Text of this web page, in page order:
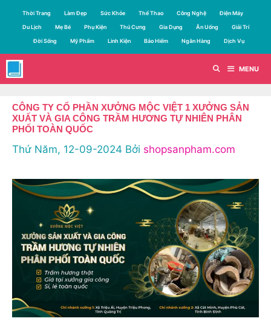
dung
Thời Trang Làm Đẹp Sức Khỏe Thể Thao Công Nghệ Điện Máy
Du Lịch Mẹ Bé Phụ Kiện Thú Cưng Gia Dụng Ăn Uống Giải Trí
Đời Sống Mỹ Phẩm Linh Kiện Bảo Hiểm Ngân Hàng Dịch Vụ
MENU
CÔNG TY CỔ PHẦN XƯỞNG MỘC VIỆT 1 XƯỞNG SẢN
XUẤT VÀ GIA CÔNG TRẦM HƯƠNG TỰ NHIÊN PHÂN
PHỐI TOÀN QUỐC
Thứ Năm, 12-09-2024 Bởi shopsanpham.com